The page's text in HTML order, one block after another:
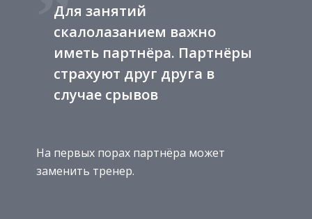
Для занятий
скалолазанием важно
иметь партнёра. Партнёры
страхуют друг друга в
случае срывов
На первых порах партнёра может
заменить тренер.